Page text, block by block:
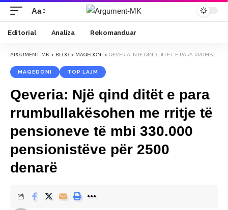
Font
Resizer
Aa
Editorial Analiza Rekomanduar
ARGUMENT-MK > BLOG > MAQEDONI > QEVERIA: NJË QIND DITËT E PARA RRUMBULLAKËSOHEN ME RRITJE TË PENSIONEVE TË MBI 330.000 PENSIONISTËVE PËR 2500 DENARË
MAQEDONI TOP LAJM
Qeveria: Një qind ditët e para
rrumbullakësohen me rritje të
pensioneve të mbi 330.000
pensionistëve për 2500
denarë